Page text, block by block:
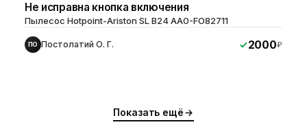
Не исправна кнопка включения
Пылесос Hotpoint-Ariston SL B24 AA0-FO82711
ПО Постолатий О. Г. 2000₽
Показать ещё